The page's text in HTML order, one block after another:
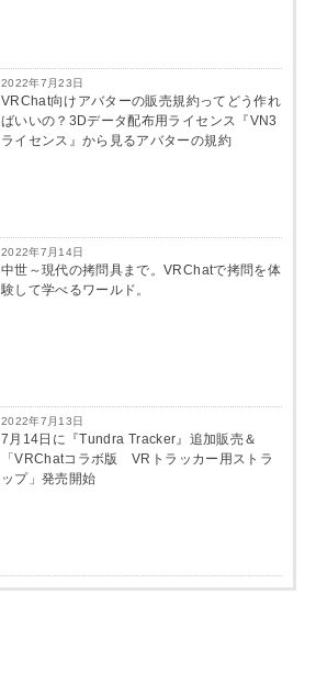
2022年7月23日
VRChat向けアバターの販売規約ってどう作れ
ばいいの？3Dデータ配布用ライセンス『VN3
ライセンス』から見るアバターの規約
2022年7月14日
中世～現代の拷問具まで。VRChatで拷問を体
験して学べるワールド。
2022年7月13日
7月14日に『Tundra Tracker』追加販売＆
「VRChatコラボ版 VRトラッカー用ストラ
ップ」発売開始